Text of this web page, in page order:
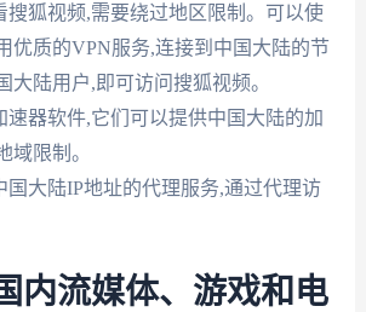
搜狐视频,需要绕过地区限制。可以使
优质的VPN服务,连接到中国大陆的节
大陆用户,即可访问搜狐视频。
速器软件,它们可以提供中国大陆的加
域限制。
国大陆IP地址的代理服务,通过代理访
内流媒体、游戏和电